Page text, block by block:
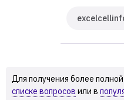
Для получения более
списке вопросов или в